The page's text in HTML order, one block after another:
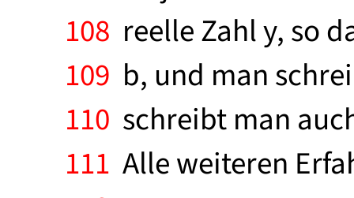
108 reelle Zahl y, so
109 b, und man
110 schreibt man
111 Alle weiteren